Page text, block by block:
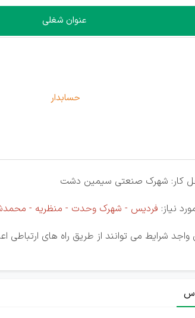
عنوان شغلی
حسابدار
کار: شهرک صنعتی سیمین دشت
نیاز: فردیس - شهرک وحدت - منظریه -
واجد شرایط می توانند از طریق راه های